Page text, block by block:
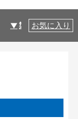
製品仕様
お気に入り